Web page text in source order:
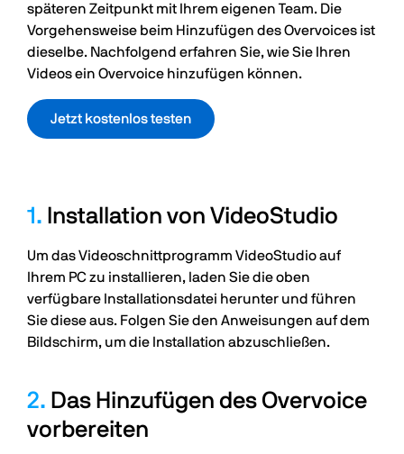
späteren Zeitpunkt mit Ihrem eigenen Team. Die
Vorgehensweise beim Hinzufügen des Overvoices ist
dieselbe. Nachfolgend erfahren Sie, wie Sie Ihren
Videos ein Overvoice hinzufügen können.
Jetzt kostenlos testen
1. Installation von VideoStudio
Um das Videoschnittprogramm VideoStudio auf
Ihrem PC zu installieren, laden Sie die oben
verfügbare Installationsdatei herunter und führen
Sie diese aus. Folgen Sie den Anweisungen auf dem
Bildschirm, um die Installation abzuschließen.
2. Das Hinzufügen des Overvoice
vorbereiten